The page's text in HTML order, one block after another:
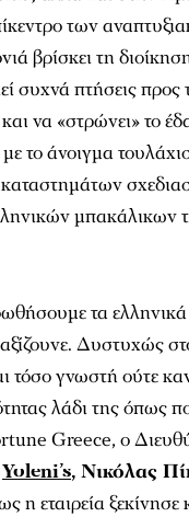
των
βρίσκει τη
συχνά πτήσεις
να «στρώνει» το
το άνοιγμα
μπακάλικων
τα ελληνικά
Δυστυχώς
τόσο γνωστή ούτε
λάδι της όπως
Greece, ο
Yoleni’s, Νικόλας
η εταιρεία